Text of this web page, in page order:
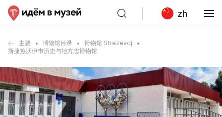
zh
主要 博物馆目录
博物馆 Strezevoj
斯捷热沃伊市历史与地方志博物馆